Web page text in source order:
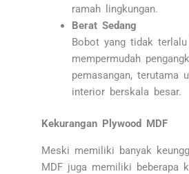
ramah lingkungan.
Berat Sedang
Bobot yang tidak
mempermudah
pemasangan, terutama
interior berskala besar.
Kekurangan Plywood MDF
Meski memiliki banyak
MDF juga memiliki beberapa